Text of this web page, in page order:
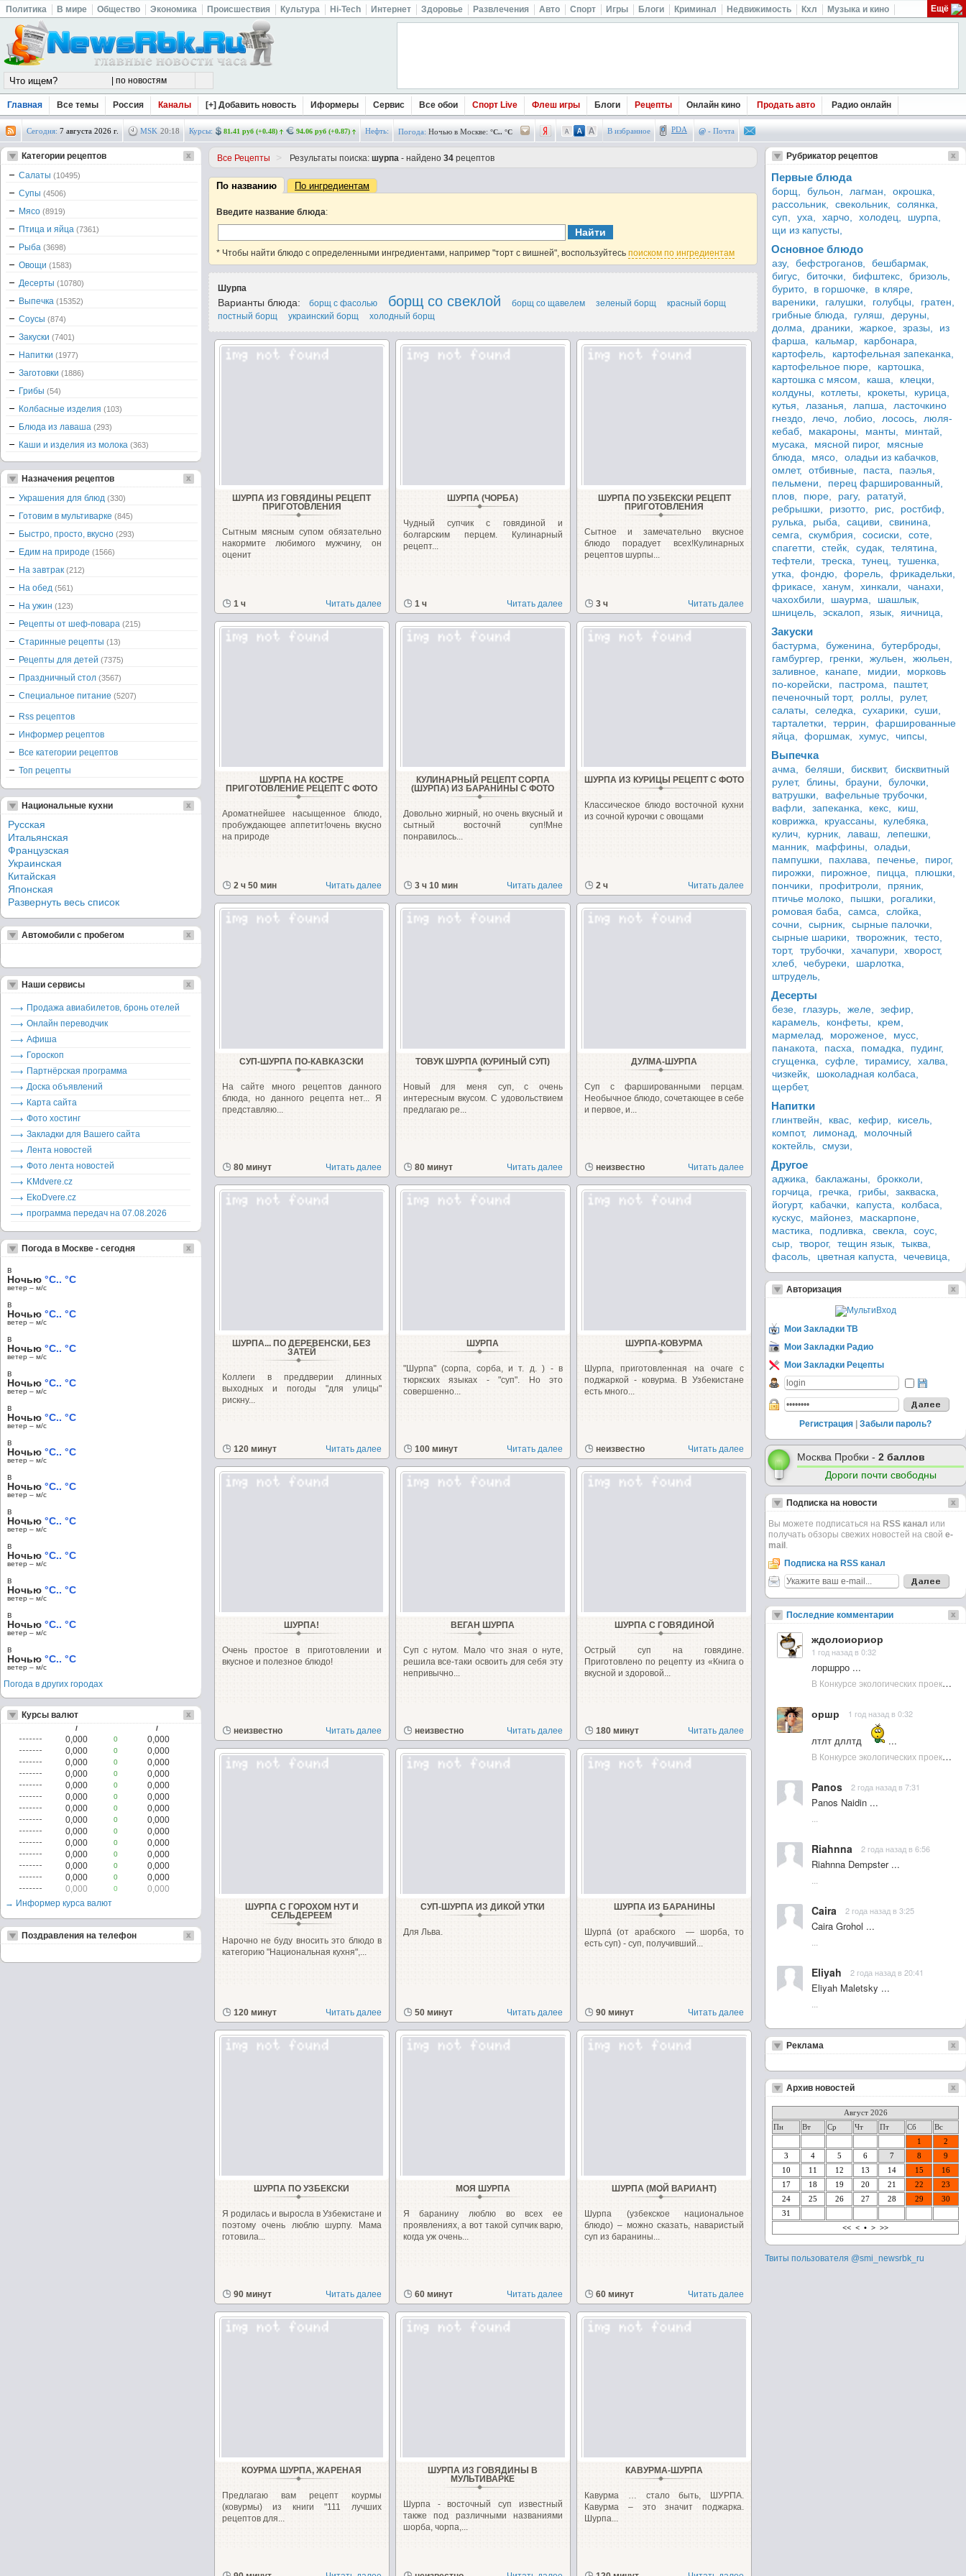
Политика В мире Общество Экономика Происшествия Культура Hi-Tech Интернет Здоровье Развлечения Авто Спорт Игры Блоги Криминал Недвижимость Кхл Музыка и кино Ещё
Главная Все темы Россия Каналы [+] Добавить новость Иформеры Сервис Все обои Спорт Live Флеш игры Блоги Рецепты Онлайн кино Продать авто Радио онлайн
Сегодня: 7 августа 2026 г. MSK 20:18 Курсы: 81.41 руб (+0.48) 94.06 руб (+0.87) Нефть: Погода: Ночью в Москве: °C.. °C В избранное PDA @ - Почта
Все Рецепты > Результаты поиска:шурпа - найдено34 рецептов
По названию По ингредиентам
Введите название блюда:
* Чтобы найти блюдо с определенными ингредиентами, например "торт с вишней", воспользуйтесь поиском по ингредиентам
Шурпа
Варианты блюда: борщ с фасолью борщ со свеклой борщ со щавелем зеленый борщ
красный борщ
постный борщ
украинский борщ холодный борщ
ШУРПА ИЗ ГОВЯДИНЫ РЕЦЕПТ
ПРИГОТОВЛЕНИЯ
Сытным мясным супом обязательно
накормите любимого мужчину, он
оценит
1 ч Читать далее
ШУРПА (ЧОРБА)
Чудный супчик с говядиной и
болгарским перцем. Кулинарный
рецепт...
1 ч Читать далее
ШУРПА ПО УЗБЕКСКИ РЕЦЕПТ
ПРИГОТОВЛЕНИЯ
Сытное и замечательно вкусное
блюдо порадует всех!Кулинарных
рецептов шурпы...
3 ч Читать далее
ШУРПА НА КОСТРЕ
ПРИГОТОВЛЕНИЕ РЕЦЕПТ С ФОТО
Ароматнейшее насыщенное блюдо,
пробуждающее аппетит!очень вкусно
на природе
2 ч 50 мин Читать далее
КУЛИНАРНЫЙ РЕЦЕПТ СОРПА
(ШУРПА) ИЗ БАРАНИНЫ С ФОТО
Довольно жирный, но очень вкусный и
сытный восточнй суп!Мне
понравилось...
3 ч 10 мин Читать далее
ШУРПА ИЗ КУРИЦЫ РЕЦЕПТ С ФОТО
Классическое блюдо восточной кухни
из сочной курочки с овощами
2 ч Читать далее
СУП-ШУРПА ПО-КАВКАЗСКИ
На сайте много рецептов данного
блюда, но данного рецепта нет... Я
представляю...
80 минут Читать далее
ТОВУК ШУРПА (КУРИНЫЙ СУП)
Новый для меня суп, с очень
интересным вкусом. С удовольствием
предлагаю ре...
80 минут Читать далее
ДУЛМА-ШУРПА
Суп с фаршированными перцам.
Необычное блюдо, сочетающее в себе
и первое, и...
неизвестно Читать далее
ШУРПА... ПО ДЕРЕВЕНСКИ, БЕЗ
ЗАТЕЙ
Коллеги в преддверии длинных
выходных и погоды "для улицы"
рискну...
120 минут Читать далее
ШУРПА
"Шурпа" (сорпа, сорба, и т. д. ) - в
тюркских языках - "суп". Но это
совершенно...
100 минут Читать далее
ШУРПА-КОВУРМА
Шурпа, приготовленная на очаге с
поджаркой - ковурма. В Узбекистане
есть много...
неизвестно Читать далее
ШУРПА!
Очень простое в приготовлении и
вкусное и полезное блюдо!
неизвестно Читать далее
ВЕГАН ШУРПА
Суп с нутом. Мало что зная о нуте,
решила все-таки освоить для себя эту
непривычно...
неизвестно Читать далее
ШУРПА С ГОВЯДИНОЙ
Острый суп на говядине.
Приготовлено по рецепту из «Книга о
вкусной и здоровой...
180 минут Читать далее
ШУРПА С ГОРОХОМ НУТ И
СЕЛЬДЕРЕЕМ
Нарочно не буду вносить это блюдо в
категорию "Национальная кухня",...
120 минут Читать далее
СУП-ШУРПА ИЗ ДИКОЙ УТКИ
Для Льва.
50 минут Читать далее
ШУРПА ИЗ БАРАНИНЫ
Шурпа́ (от арабского‎ ‎ — шорба, то
есть суп) - суп, получивший...
90 минут Читать далее
ШУРПА ПО УЗБЕКСКИ
Я родилась и выросла в Узбекистане и
поэтому очень люблю шурпу. Мама
готовила...
90 минут Читать далее
МОЯ ШУРПА
Я баранину люблю во всех ее
проявлениях, а вот такой супчик варю,
когда уж очень...
60 минут Читать далее
ШУРПА (МОЙ ВАРИАНТ)
Шурпа (узбекское национальное
блюдо) – можно сказать, наваристый
суп из баранины...
60 минут Читать далее
КОУРМА ШУРПА, ЖАРЕНАЯ
Предлагаю вам рецепт коурмы
(ковурмы) из книги "111 лучших
рецептов для...
ШУРПА ИЗ ГОВЯДИНЫ В
МУЛЬТИВАРКЕ
Шурпа - восточный суп известный
также под различными названиями
шорба, чорпа,...
КАВУРМА-ШУРПА
Кавурма … стало быть, ШУРПА.
Кавурма – это значит поджарка.
Шурпа...
Категории рецептов
Салаты (10495)
Супы (4506)
Мясо (8919)
Птица и яйца (7361)
Рыба (3698)
Овощи (1583)
Десерты (10780)
Выпечка (15352)
Соусы (874)
Закуски (7401)
Напитки (1977)
Заготовки (1886)
Грибы (54)
Колбасные изделия (103)
Блюда из лаваша (293)
Каши и изделия из молока (363)
Назначения рецептов
Украшения для блюд (330)
Готовим в мультиварке (845)
Быстро, просто, вкусно (293)
Едим на природе (1566)
На завтрак (212)
На обед (561)
На ужин (123)
Рецепты от шеф-повара (215)
Старинные рецепты (13)
Рецепты для детей (7375)
Праздничный стол (3567)
Специальное питание (5207)
Rss рецептов
Информер рецептов
Все категории рецептов
Топ рецепты
Национальные кухни
Русская
Итальянская
Французская
Украинская
Китайская
Японская
Развернуть весь список
Автомобили с пробегом
Наши сервисы
Продажа авиабилетов, бронь отелей
Онлайн переводчик
Афиша
Гороскоп
Партнёрская программа
Доска объявлений
Карта сайта
Фото хостинг
Закладки для Вашего сайта
Лента новостей
Фото лента новостей
KMdvere.cz
EkoDvere.cz
программа передач на 07.08.2026
Погода в Москве - сегодня
в
Ночью °C.. °C
ветер – м/c
в
Ночью °C.. °C
ветер – м/c
в
Ночью °C.. °C
ветер – м/c
в
Ночью °C.. °C
ветер – м/c
в
Ночью °C.. °C
ветер – м/c
в
Ночью °C.. °C
ветер – м/c
в
Ночью °C.. °C
ветер – м/c
в
Ночью °C.. °C
ветер – м/c
в
Ночью °C.. °C
ветер – м/c
в
Ночью °C.. °C
ветер – м/c
в
Ночью °C.. °C
ветер – м/c
в
Ночью °C.. °C
ветер – м/c
Погода в других городах
Курсы валют
/ /
0,000 0
0,000
0,000
0
0,000
0,000
0
0,000
0,000
0
0,000
0,000
0
0,000
0,000
0
0,000
0,000
0
0,000
0,000
0
0,000
0,000
0
0,000
0,000
0
0,000
0,000
0
0,000
0,000
0
0,000
0,000
0
0,000
0,000
0
0,000
→ Информер курса валют
Поздравления на телефон
Рубрикатор рецептов
Первые блюда
борщ, бульон, лагман,
окрошка,
рассольник,
свекольник,
солянка,
суп,
уха, харчо, холодец,
шурпа,
щи из капусты,
Основное блюдо
азу, бефстроганов,
бешбармак,
бигус,
биточки, бифштекс,
бризоль,
бурито,
в горшочке,
в кляре,
вареники,
галушки, голубцы,
гратен,
грибные блюда,
гуляш,
деруны,
долма,
драники, жаркое, зразы,
из
фарша,
кальмар,
карбонара,
картофель,
картофельная запеканка,
картофельное пюре,
картошка,
картошка с мясом,
каша,
клецки,
колдуны,
котлеты, крокеты,
курица,
кутья,
лазанья, лапша,
ласточкино
гнездо,
лечо, лобио, лосось,
люля-
кебаб,
макароны, манты,
минтай,
мусака,
мясной пирог,
мясные
блюда,
мясо,
оладьи из кабачков,
омлет,
отбивные, паста,
паэлья,
пельмени,
перец фаршированный,
плов,
пюре, рагу,
рататуй,
ребрышки,
ризотто, рис,
ростбиф,
рулька,
рыба, сациви,
свинина,
семга,
скумбрия, сосиски,
соте,
спагетти,
стейк, судак,
телятина,
тефтели,
треска, тунец,
тушенка,
утка,
фондю, форель,
фрикадельки,
фрикасе,
ханум, хинкали,
чанахи,
чахохбили,
шаурма,
шашлык,
шницель,
эскалоп, язык, яичница,
Закуски
бастурма, буженина,
бутерброды,
гамбургер,
гренки, жульен,
жюльен,
заливное,
канапе, мидии,
морковь
по-корейски,
пастрома,
паштет,
печеночный торт,
роллы,
рулет,
салаты,
селедка, сухарики,
суши,
тарталетки,
террин,
фаршированные
яйца,
форшмак, хумус, чипсы,
Выпечка
ачма, беляши, бисквит,
бисквитный
рулет,
блины, брауни,
булочки,
ватрушки,
вафельные трубочки,
вафли,
запеканка, кекс,
киш,
коврижка,
круассаны,
кулебяка,
кулич,
курник, лаваш,
лепешки,
манник,
маффины,
оладьи,
пампушки,
пахлава, печенье,
пирог,
пирожки,
пирожное, пицца,
плюшки,
пончики,
профитроли,
пряник,
птичье молоко,
пышки,
рогалики,
ромовая баба,
самса,
слойка,
сочни,
сырник,
сырные палочки,
сырные шарики,
творожник,
тесто,
торт,
трубочки, хачапури,
хворост,
хлеб,
чебуреки,
шарлотка,
штрудель,
Десерты
безе, глазурь, желе,
зефир,
карамель,
конфеты,
крем,
мармелад,
мороженое,
мусс,
панакота,
пасха, помадка,
пудинг,
сгущенка,
суфле, тирамису,
халва,
чизкейк,
шоколадная колбаса,
щербет,
Напитки
глинтвейн, квас, кефир,
кисель,
компот,
лимонад,
молочный
коктейль,
смузи,
Другое
аджика, баклажаны,
брокколи,
горчица,
гречка, грибы,
закваска,
йогурт,
кабачки, капуста,
колбаса,
кускус,
майонез,
маскарпоне,
мастика,
подливка, свекла,
соус,
сыр,
творог, тещин язык,
тыква,
фасоль,
цветная капуста, чечевица,
Авторизация
Мои Закладки ТВ
Мои Закладки Радио
Мои Закладки Рецепты
Регистрация Забыли пароль?
Москва Пробки - 2 баллов
Дороги почти свободны
Подписка на новости
Вы можете подписаться на RSS канал или
получать обзоры свежих новостей на свой e-
mail .
Подписка на RSS канал
Последние комментарии
ждолоиориор
1 год назад в 0:32
лоршрро ...
В Конкурсе экологических проектов в Подмосковье активно участвовала молодежь :: NewsRbk.ru...
оршр 1 год назад в 0:32
лтлт дллтд
...
В Конкурсе экологических проектов в Подмосковье активно участвовала молодежь :: NewsRbk.ru...
Panos 2 года назад в 7:31
Panos Naidin ...
Riahnna 2 года назад в 6:56
Riahnna Dempster ...
Caira 2 года назад в 3:25
Caira Grohol ...
Eliyah 2 года назад в 20:41
Eliyah Maletsky ...
Реклама
Архив новостей
Август 2026
Пн
Вт Ср Чт Пт Сб
Вс
1
2
3
4 5 6 7 8
9
10
11 12 13 14 15
16
17
18 19 20 21 22
23
24
25 26 27 28 29
30
31
<< < • > >>
Твиты пользователя @smi_newsrbk_ru